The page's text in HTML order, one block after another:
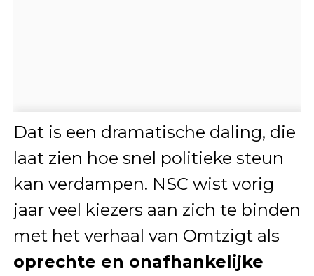
Dat is een dramatische daling, die
laat zien hoe snel politieke steun
kan verdampen. NSC wist vorig
jaar veel kiezers aan zich te binden
met het verhaal van Omtzigt als
oprechte en onafhankelijke